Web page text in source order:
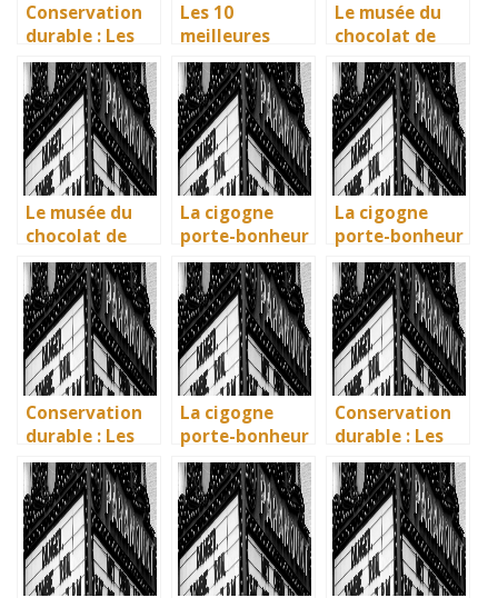
Conservation
durable : Les
nouvelles
méthodes
écologiques du
British
Museum
Les 10
meilleures
villes d’Italie à
visiter en 2025
: Ravenne, la
ville aux huit
monuments
UNESCO
Le musée du
chocolat de
Bayonne : la
mémoire
vivante des
artisans
basques
Le musée du
chocolat de
Bayonne : la
mémoire
vivante des
artisans
basques
La cigogne
porte-bonheur
: que dit la
légende ? Son
influence dans
la littérature
enfantine
La cigogne
porte-bonheur
: que dit la
légende ? Son
influence dans
la littérature
enfantine
Conservation
durable : Les
nouvelles
méthodes
écologiques du
British
Museum
La cigogne
porte-bonheur
: que dit la
légende ? Son
influence dans
la littérature
enfantine
Conservation
durable : Les
nouvelles
méthodes
écologiques du
British
Museum